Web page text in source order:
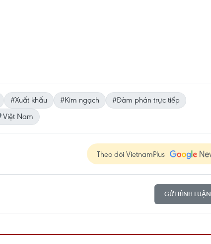
#Xuất khấu #Kim ngạch
#Đàm phán trực tiếp
Việt Nam
Theo dõi VietnamPlus
GỬI BÌNH LUẬN